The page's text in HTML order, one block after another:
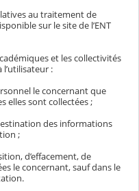
au traitement de
sur le site de l’ENT
et les collectivités
:
le concernant que
elles sont collectées ;
des informations
;
d’effacement, de
le concernant, sauf dans le